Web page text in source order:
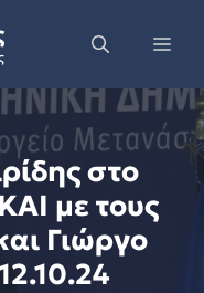
στο
με τους
Γιώργο